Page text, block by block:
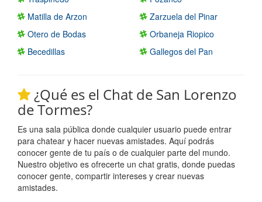
Matilla de Arzon
Zarzuela del Pinar
Otero de Bodas
Orbaneja Riopico
Becedillas
Gallegos del Pan
¿Qué es el Chat de San Lorenzo
de Tormes?
Es una sala pública donde cualquier usuario puede entrar
para chatear y hacer nuevas amistades. Aquí podrás
conocer gente de tu país o de cualquier parte del mundo.
Nuestro objetivo es ofrecerte un chat gratis, donde puedas
conocer gente, compartir intereses y crear nuevas
amistades.